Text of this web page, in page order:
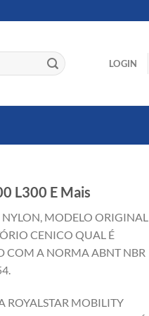
LOGIN
L300 E Mais
NYLON, MODELO ORIGINAL
CENICO QUAL É
COM A NORMA ABNT NBR
ROYALSTAR MOBILITY